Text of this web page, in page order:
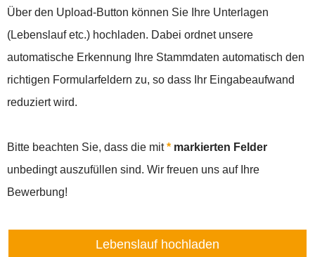
Über den Upload-Button können Sie Ihre Unterlagen
(Lebenslauf etc.) hochladen. Dabei ordnet unsere
automatische Erkennung Ihre Stammdaten automatisch den
richtigen Formularfeldern zu, so dass Ihr Eingabeaufwand
reduziert wird.
Bitte beachten Sie, dass die mit* markierten Felder
unbedingt auszufüllen sind. Wir freuen uns auf Ihre
Bewerbung!
Lebenslauf hochladen